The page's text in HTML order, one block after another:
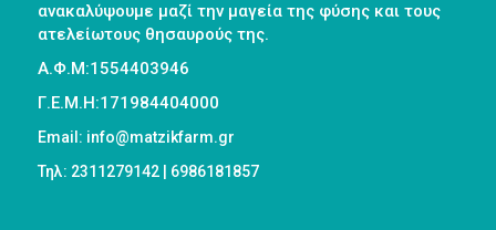
ανακαλύψουμε μαζί την μαγεία της φύσης και τους
ατελείωτους θησαυρούς της.
Α.Φ.Μ:1554403946
Γ.Ε.Μ.Η:171984404000
Email: info@matzikfarm.gr
Τηλ: 2311279142 | 6986181857